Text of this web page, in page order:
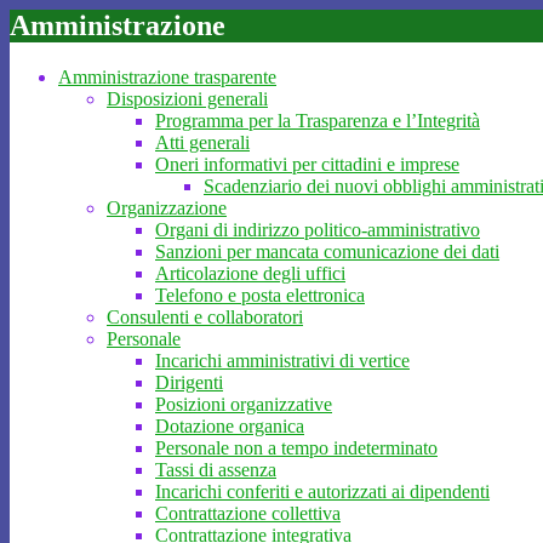
Amministrazione
Amministrazione trasparente
Disposizioni generali
Programma per la Trasparenza e l’Integrità
Atti generali
Oneri informativi per cittadini e imprese
Scadenziario dei nuovi obblighi
Organizzazione
Organi di indirizzo politico-amministrativo
Sanzioni per mancata comunicazione dei dati
Articolazione degli uffici
Telefono e posta elettronica
Consulenti e collaboratori
Personale
Incarichi amministrativi di vertice
Dirigenti
Posizioni organizzative
Dotazione organica
Personale non a tempo indeterminato
Tassi di assenza
Incarichi conferiti e autorizzati ai dipendenti
Contrattazione collettiva
Contrattazione integrativa